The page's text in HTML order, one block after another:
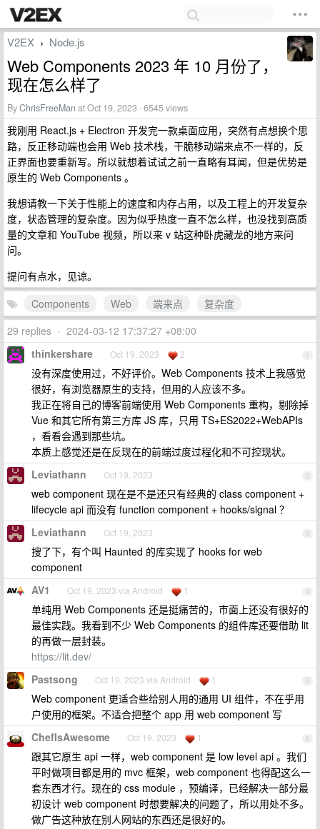
V2EX › Node.js
Web Components 2023 年 10 月份了，
现在怎么样了
ByChrisFreeMan at Oct 19, 2023 · 6545 views
我刚用 React.js + Electron 开发完一款桌面应用，突然有点想换个思
路，反正移动端也会用 Web 技术栈，干脆移动端来点不一样的，反
正界面也要重新写。所以就想着试试之前一直略有耳闻，但是优势是
原生的 Web Components 。
我想请教一下关于性能上的速度和内存占用，以及工程上的开发复杂
度，状态管理的复杂度。因为似乎热度一直不怎么样，也没找到高质
量的文章和 YouTube 视频，所以来 v 站这种卧虎藏龙的地方来问
问。
提问有点水，见谅。
Components
Web 端来点
复杂度
29 replies • 2024-03-12 17:37:27 +08:00
1
thinkershare Oct 19, 2023 2
没有深度使用过，不好评价。Web Components 技术上我感觉
很好，有浏览器原生的支持，但用的人应该不多。
我正在将自己的博客前端使用 Web Components 重构，剔除掉
Vue 和其它所有第三方库 JS 库，只用 TS+ES2022+WebAPIs
，看看会遇到那些坑。
本质上感觉还是在反现在的前端过度过程化和不可控现状。
2
Leviathann Oct 19, 2023
web component 现在是不是还只有经典的 class component +
lifecycle api 而没有 function component + hooks/signal ？
3
Leviathann Oct 19, 2023
搜了下，有个叫 Haunted 的库实现了 hooks for web
component
4
AV1 Oct 19, 2023 via Android 1
单纯用 Web Components 还是挺痛苦的，市面上还没有很好的
最佳实践。我看到不少 Web Components 的组件库还要借助 lit
的再做一层封装。
https://lit.dev/
5
Pastsong Oct 19, 2023 via Android 1
Web component 更适合些给别人用的通用 UI 组件，不在乎用
户使用的框架。不适合把整个 app 用 web component 写
6
ChefIsAwesome Oct 19, 2023 1
跟其它原生 api 一样，web component 是 low level api 。我们
平时做项目都是用的 mvc 框架，web component 也得配这么一
套东西才行。现在的 css module ，预编译，已经解决一部分最
初设计 web component 时想要解决的问题了，所以用处不多。
做广告这种放在别人网站的东西还是很好的。